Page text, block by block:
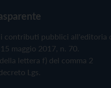
contributi pubblici all'editoria
maggio 2017, n. 70.
lettera f) del comma 2
Lgs.